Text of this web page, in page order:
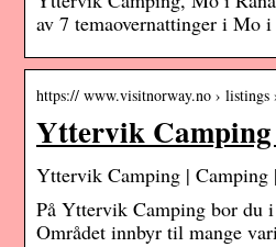
av 7 temaovernattinger i Mo
https:// www.visitnorway.no › listings
Yttervik
Yttervik Camping |
På Yttervik Camping bor du
Området innbyr til mange